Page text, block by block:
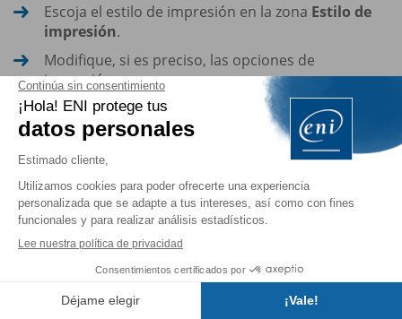
Escoja el estilo de impresión en la zona Estilo de
impresión.
Modifique, si es preciso, las opciones de
impresión.
Haga clic en el botón
para que comience
directamente la impresión u obtenga una vista
Vista previa
Configurar la página de
impresión
Acceda a la carpeta que desee y luego seleccione